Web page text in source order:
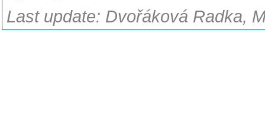
Last update: Dvořáková Radka,